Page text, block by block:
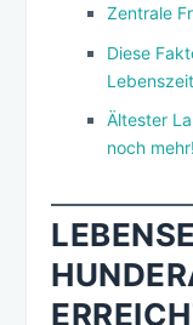
Zentrale
Diese
Lebenszeit
Ältester
noch mehr!